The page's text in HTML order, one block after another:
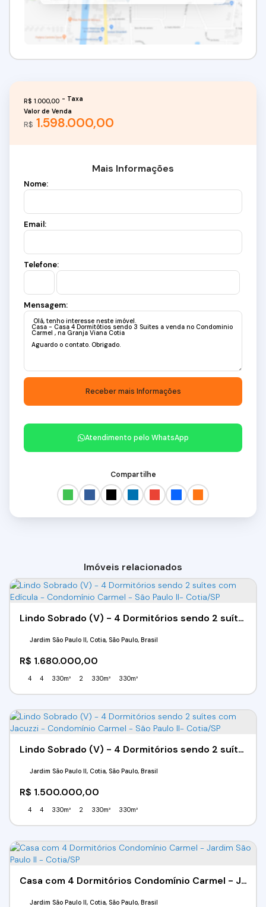
R$ 1.598.000,00
Valor de Venda
R$ 1.000,00
Mais Informações
Nome:
Email:
Telefone:
Mensagem:
Atendimento pelo WhatsApp
Compartilhe
Imóveis relacionados
Lindo Sobrado (V) - 4 Dormitórios sendo 2 suítes com Edícula - Condomínio Carmel - São Paulo II- Cotia/SP
R$ 1.680.000,00
Jardim São Paulo II, Cotia, São Paulo, Brasil
4 4 330m² 2 330m² 330m²
Lindo Sobrado (V) - 4 Dormitórios sendo 2 suítes com Jacuzzi - Condomínio Carmel - São Paulo II- Cotia/SP
R$ 1.500.000,00
Jardim São Paulo II, Cotia, São Paulo, Brasil
4 4 330m² 2 330m² 330m²
Casa com 4 Dormitórios Condomínio Carmel - Jardim São Paulo II - Cotia/SP
Jardim São Paulo II, Cotia, São Paulo, Brasil